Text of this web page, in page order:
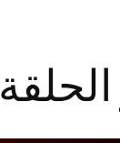
عالية